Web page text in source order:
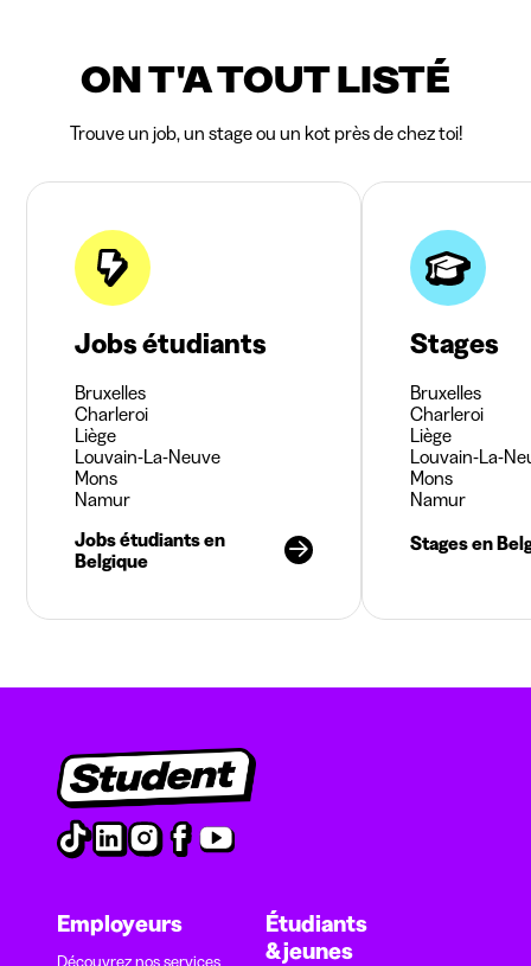
ON T'A TOUT LISTÉ
Trouve un job, un stage ou un kot près de chez toi!
Jobs étudiants
Bruxelles
Charleroi
Liège
Louvain-La-Neuve
Mons
Namur
Jobs étudiants en
Belgique
Stages
Bruxelles
Charleroi
Liège
Louvain-La-
Mons
Namur
Stages en
Employeurs
Étudiants
& jeunes